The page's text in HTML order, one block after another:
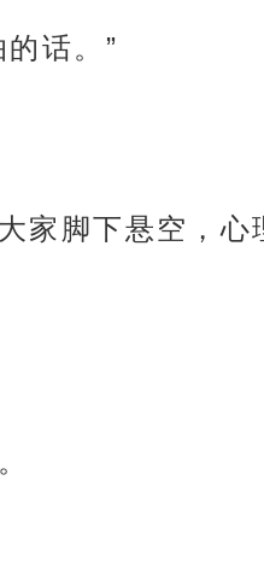
话。”
家脚下悬空，心